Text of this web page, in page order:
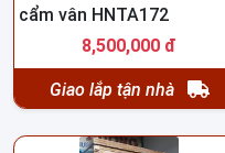
cẩm vân HNTA172
8,500,000 đ
Giao lắp tận nhà